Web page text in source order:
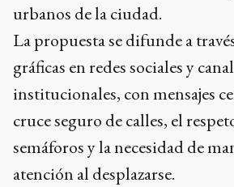
urbanos de la ciudad.
La propuesta se difunde a
gráficas en redes sociales y
institucionales, con mensajes
cruce seguro de calles, el
semáforos y la necesidad de
atención al desplazarse.